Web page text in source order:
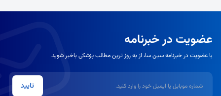
عضویت در خبرنامه
با عضویت در خبرنامه سین سا، از به روز ترین مطالب پزشکی باخبر شوید.
تایید